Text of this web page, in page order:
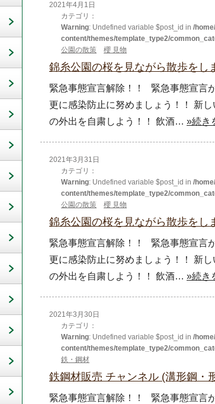
2021年4月1日
カテゴリ：
Warning: Undefined variable $post_id in /
content/themes/template_type2/
公園の散策
櫻 見物
錦糸公園の桜を見ながら散歩を
緊急事態宣言解除！！ 緊急事態宣言
更に感染防止に努めましょう！！ 新
の外出を自粛しよう！！ 飲酒… »続き
2021年3月31日
カテゴリ：
Warning: Undefined variable $post_id in /
content/themes/template_type2/
公園の散策
櫻 見物
錦糸公園の桜を見ながら散歩をし
緊急事態宣言解除！！ 緊急事態宣言
更に感染防止に努めましょう！！ 新
の外出を自粛しよう！！ 飲酒… »続き
2021年3月30日
カテゴリ：
Warning: Undefined variable $post_id in /
content/themes/template_type2/
鉄・鋼材
鉄鋼材販売 チャンネル (溝形鋼・
緊急事態宣言解除！！ 緊急事態宣言